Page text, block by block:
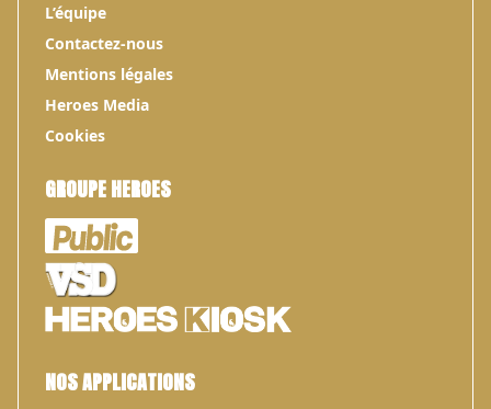
L’équipe
Contactez-nous
Mentions légales
Heroes Media
Cookies
GROUPE HEROES
NOS APPLICATIONS